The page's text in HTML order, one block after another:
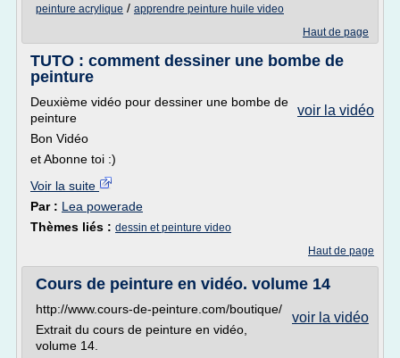
peinture acrylique / apprendre peinture huile video
Haut de page
TUTO : comment dessiner une bombe de
peinture
voir la vidéo
Deuxième vidéo pour dessiner une bombe de
peinture
Bon Vidéo
et Abonne toi :)
Voir la suite
Par : Lea powerade
Thèmes liés : dessin et peinture video
Haut de page
Cours de peinture en vidéo. volume 14
voir la vidéo
http://www.cours-de-peinture.com/boutique/
Extrait du cours de peinture en vidéo,
volume 14.